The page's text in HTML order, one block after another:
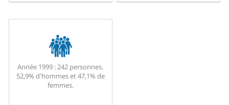
Année 1999 :242 personnes.
52,9% d'hommes et 47,1% de
femmes.